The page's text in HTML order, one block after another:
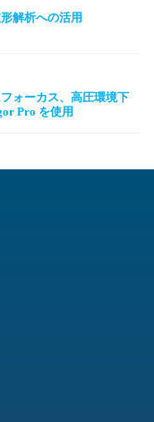
解析への活用
ォーカス、高圧環境下
Pro を使用